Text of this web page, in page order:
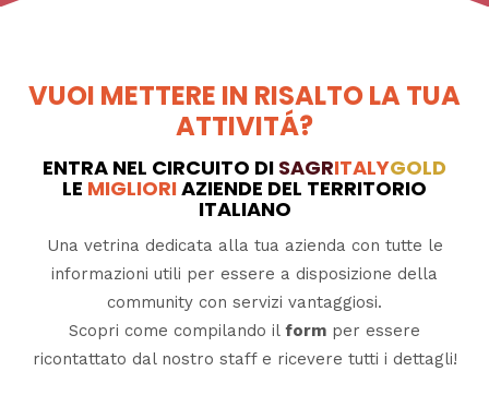
VUOI METTERE IN RISALTO LA TUA
ATTIVITÁ?
ENTRA NEL CIRCUITO DI SAGRITALYGOLD
LE MIGLIORIAZIENDE DEL TERRITORIO
ITALIANO
Una vetrina dedicata alla tua azienda con tutte le
informazioni utili per essere a disposizione della
community con servizi vantaggiosi.
Scopri come compilando il form per essere
ricontattato dal nostro staff e ricevere tutti i dettagli!